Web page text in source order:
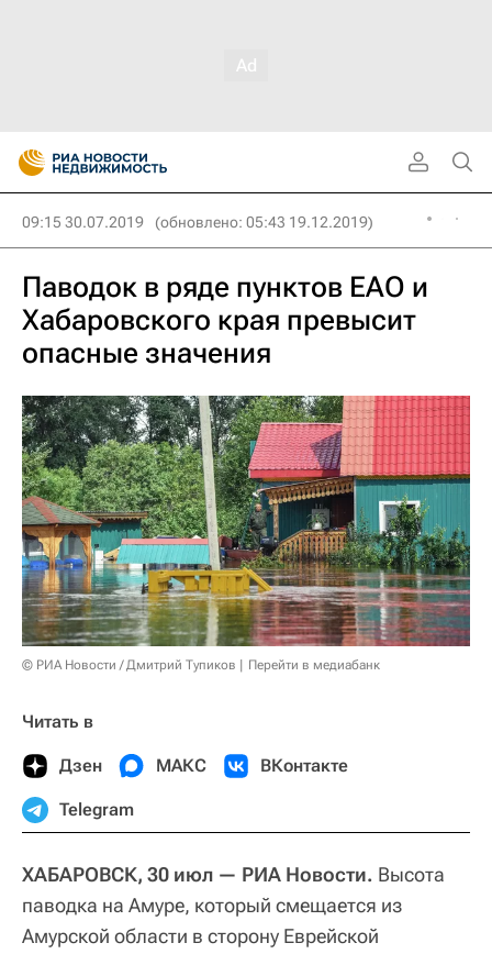
09:15 30.07.2019 (обновлено: 05:43 19.12.2019)
Паводок в ряде пунктов ЕАО и
Хабаровского края превысит
опасные значения
© РИА Новости / Дмитрий Тупиков Перейти в медиабанк
Читать в
Дзен МАКС ВКонтакте
Telegram
ХАБАРОВСК, 30 июл — РИА Новости. Высота
паводка на Амуре, который смещается из
Амурской области в сторону Еврейской